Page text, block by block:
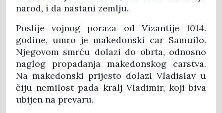
narod, i da nastani zemlju.
Poslije vojnog poraza od Vizantije 1014.
godine, umro je makedonski car Samuilo.
Njegovom smrću dolazi do obrta, odnosno
naglog propadanja makedonskog carstva.
Na makedonski prijesto dolazi Vladislav u
čiju nemilost pada kralj Vladimir, koji biva
ubijen na prevaru.